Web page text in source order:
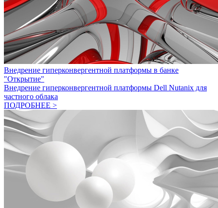
Внедрение гиперконвергентной платформы в банке
"Открытие"
Внедрение гиперконвергентной платформы Dell Nutanix для
частного облака
ПОДРОБНЕЕ >